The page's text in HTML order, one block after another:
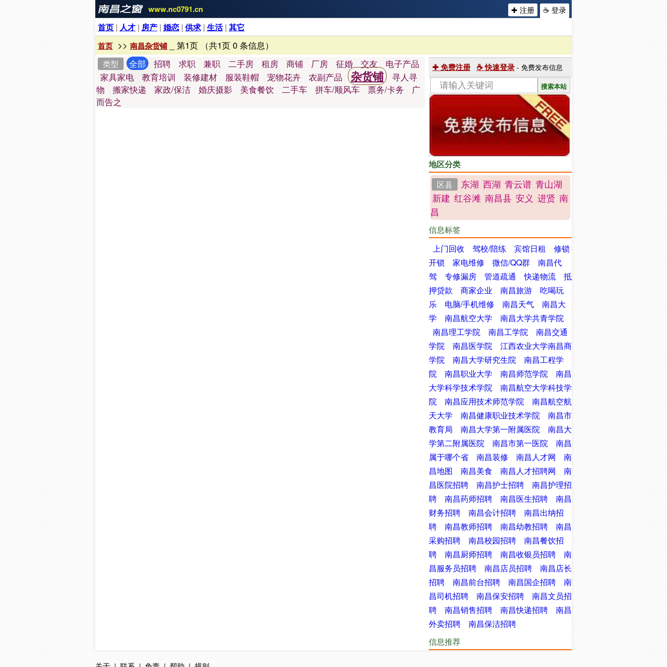
www.nc0791.cn ☕ 登录
✚ 注册
首页 | 人才 | 房产 | 婚恋 | 供求| 生活| 其它
首页 >> 南昌杂货铺_ 第1页 （共1页 0 条信息）
✚ 免费注册 ☕ 快速登录 - 免费发布信息
地区分类
区县
东湖 西湖 青云谱 青山湖
新建 红谷滩 南昌县 安义 进贤 南
昌
信息标签
上门回收
驾校/陪练 宾馆日租
修锁
开锁
家电维修 微信/QQ群
南昌代
驾
专修漏房 管道疏通 快递物流
抵
押贷款
商家企业 南昌旅游
吃喝玩
乐
电脑/手机维修 南昌天气
南昌大
学
南昌航空大学
南昌大学共青学院
南昌理工学院
南昌工学院
南昌交通
学院
南昌医学院
江西农业大学南昌商
学院
南昌大学研究生院
南昌工程学
院
南昌职业大学 南昌师范学院
南昌
大学科学技术学院
南昌航空大学科技学
院
南昌应用技术师范学院
南昌航空航
天大学
南昌健康职业技术学院
南昌市
教育局
南昌大学第一附属医院
南昌大
学第二附属医院
南昌市第一医院
南昌
属于哪个省
南昌装修 南昌人才网
南
昌地图
南昌美食 南昌人才招聘网
南
昌医院招聘
南昌护士招聘
南昌护理招
聘
南昌药师招聘 南昌医生招聘
南昌
财务招聘
南昌会计招聘
南昌出纳招
聘
南昌教师招聘 南昌幼教招聘
南昌
采购招聘
南昌校园招聘
南昌餐饮招
聘
南昌厨师招聘 南昌收银员招聘
南
昌服务员招聘
南昌店员招聘
南昌店长
招聘
南昌前台招聘 南昌国企招聘
南
昌司机招聘
南昌保安招聘
南昌文员招
聘
南昌销售招聘 南昌快递招聘
南昌
外卖招聘
南昌保洁招聘
信息推荐
类型 全部 招聘 求职 兼职 二手房 租房 商铺 厂房 征婚 交友
电子产品
家具家电
教育培训 装修建材 服装鞋帽 宠物花卉 农副产品 杂货铺
寻人寻
物
搬家快递 家政/保洁 婚庆摄影 美食餐饮 二手车 拼车/顺风车 票务/卡务
广
而告之